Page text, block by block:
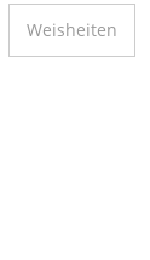
Weisheiten